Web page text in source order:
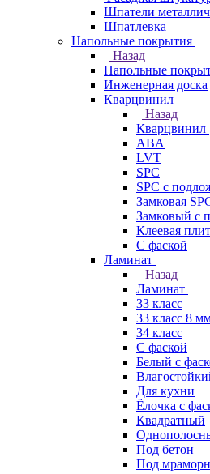
Шпатели
Шпатлевка
Напольные покрытия
Назад
Напольные
Инженерная доска
Кварцвинил
Назад
Кварцвинил
ABA
LVT
SPC
SPC с
Замковая
Замковый с
Клеевая
С фаской
Ламинат
Назад
Ламинат
33 класс
33 класс 8
34 класс
C фаской
Белый с
Для кухни
Ёлочка с
Квадратный
Под бетон
Под